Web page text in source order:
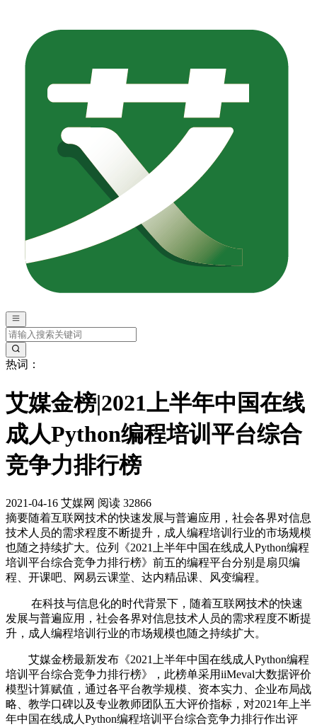
热词：
艾媒金榜|2021上半年中国在线
成人Python编程培训平台综合
竞争力排行榜
2021-04-16 艾媒网 阅读 32866
摘要随着互联网技术的快速发展与普遍应用，社会各界对信息
技术人员的需求程度不断提升，成人编程培训行业的市场规模
也随之持续扩大。位列《2021上半年中国在线成人Python编程
培训平台综合竞争力排行榜》前五的编程平台分别是扇贝编
程、开课吧、网易云课堂、达内精品课、风变编程。
在科技与信息化的时代背景下，随着互联网技术的快速
发展与普遍应用，社会各界对信息技术人员的需求程度不断提
升，成人编程培训行业的市场规模也随之持续扩大。
艾媒金榜最新发布《2021上半年中国在线成人Python编程
培训平台综合竞争力排行榜》，此榜单采用iiMeval大数据评价
模型计算赋值，通过各平台教学规模、资本实力、企业布局战
略、教学口碑以及专业教师团队五大评价指标，对2021年上半
年中国在线成人Python编程培训平台综合竞争力排行作出评